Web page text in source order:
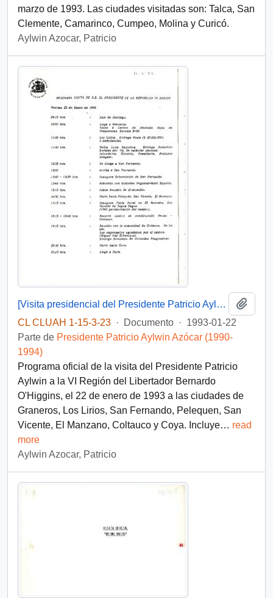
marzo de 1993. Las ciudades visitadas son: Talca, San
Clemente, Camarinco, Cumpeo, Molina y Curicó.
Aylwin Azocar, Patricio
[Visita presidencial del Presidente Patricio Aylwin a la VI Región]
CL CLUAH 1-15-3-23 · Documento · 1993-01-22
Parte de Presidente Patricio Aylwin Azócar (1990-
1994)
Programa oficial de la visita del Presidente Patricio
Aylwin a la VI Región del Libertador Bernardo
O'Higgins, el 22 de enero de 1993 a las ciudades de
Graneros, Los Lirios, San Fernando, Pelequen, San
Vicente, El Manzano, Coltauco y Coya. Incluye… read
more
Aylwin Azocar, Patricio